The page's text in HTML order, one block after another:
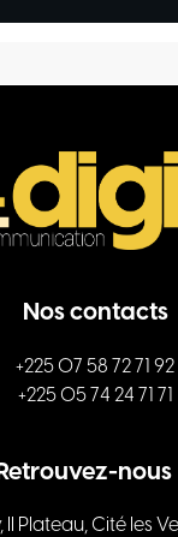
Nos contacts
+225 07 58 72 71 92
+225 05 74 24 71 71
Retrouvez-nous
Plateau, Cité les